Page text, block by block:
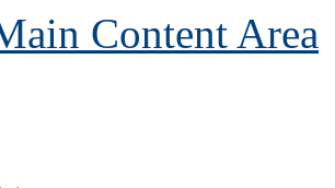
Content Area